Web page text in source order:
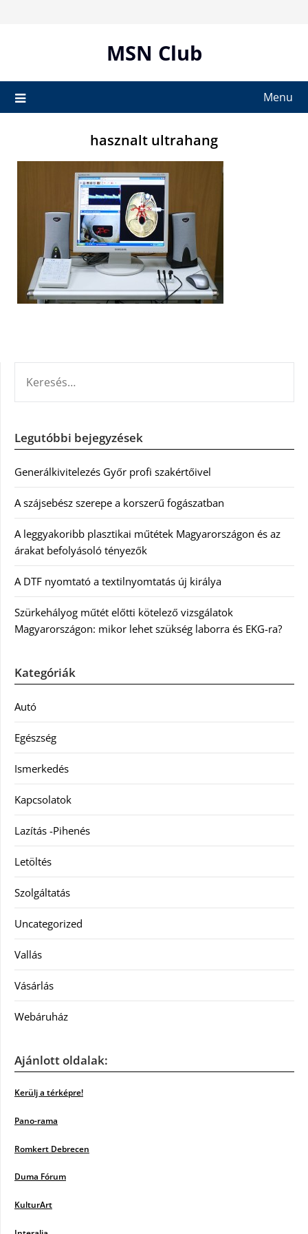
MSN Club
Menu
hasznalt ultrahang
Legutóbbi bejegyzések
Generálkivitelezés Győr profi szakértőivel
A szájsebész szerepe a korszerű fogászatban
A leggyakoribb plasztikai műtétek Magyarországon és az
árakat befolyásoló tényezők
A DTF nyomtató a textilnyomtatás új királya
Szürkehályog műtét előtti kötelező vizsgálatok
Magyarországon: mikor lehet szükség laborra és EKG-ra?
Kategóriák
Autó
Egészség
Ismerkedés
Kapcsolatok
Lazítás -Pihenés
Letöltés
Szolgáltatás
Uncategorized
Vallás
Vásárlás
Webáruház
Ajánlott oldalak:
Kerülj a térképre!
Pano-rama
Romkert Debrecen
Duma Fórum
KulturArt